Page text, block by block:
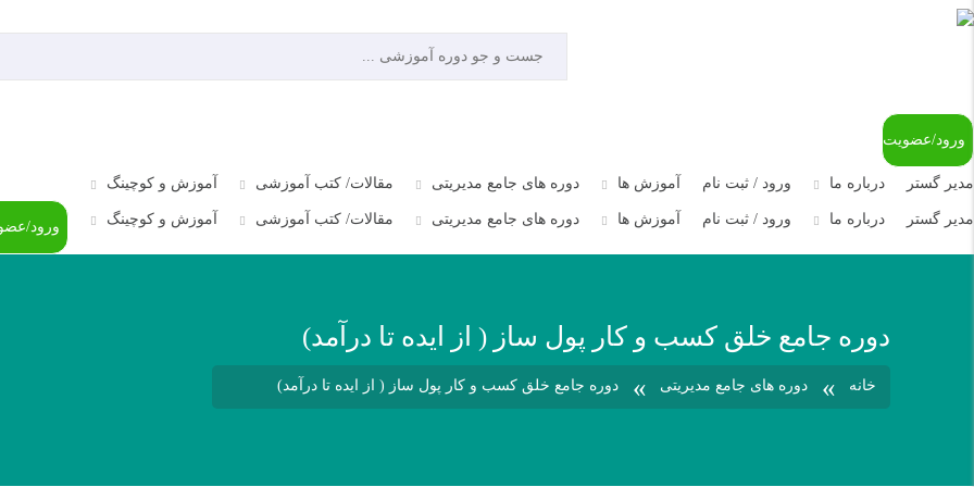
ورود/عضویت
مدیر گستر درباره ما ورود / ثبت نام آموزش ها دوره های جامع مدیریتی مقالات/ کتب آموزشی آموزش و کوچینگ
مدیر گستر درباره ما ورود / ثبت نام آموزش ها دوره های جامع مدیریتی مقالات/ کتب آموزشی آموزش و کوچینگ ورود/
دوره جامع خلق کسب و کار پول ساز ( از ایده تا درآمد)
خانه » دوره های جامع مدیریتی » دوره جامع خلق کسب و کار پول ساز ( از ایده تا درآمد)